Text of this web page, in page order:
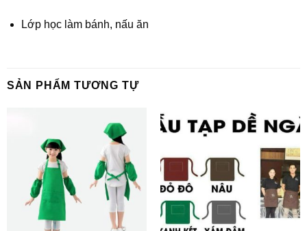
Lớp học làm bánh, nấu ăn
SẢN PHẨM TƯƠNG TỰ